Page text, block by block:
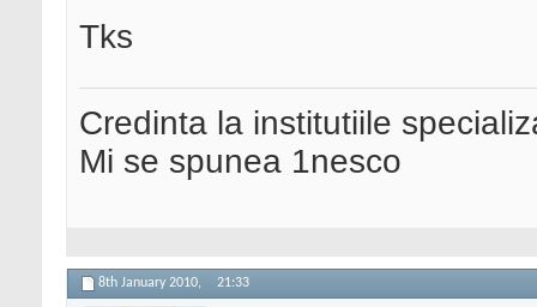
Tks
Credinta la institutiile
Mi se spunea 1nesco
8th January 2010, 21:33